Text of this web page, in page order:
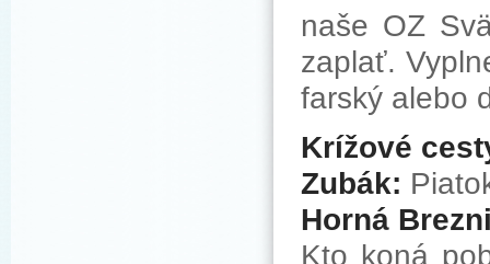
naše OZ
zaplať.
farský alebo
Krížové
Zubák:
Horná
Kto koná